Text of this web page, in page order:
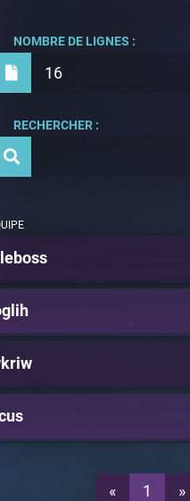
16
NOMBRE DE LIGNES :
RECHERCHER :
« 1 »